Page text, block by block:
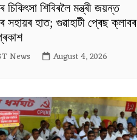
চিকিৎসা শিবিৰলৈ মন্ত্ৰী জয়ন্ত
সহায়ৰ হাত; গুৱাহাটী প্ৰেছ ক্লাবৰ
News August 4, 2026